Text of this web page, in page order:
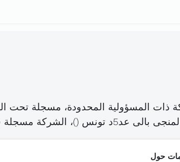
ذات المسؤولية المحدودة، مسجلة تحت
بالى عد5د تونس (
)، الشركة
حول